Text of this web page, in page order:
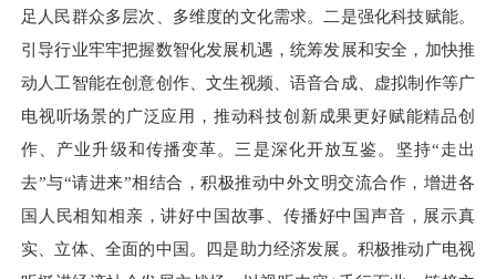
足人民群众多层次、多维度的文化需求。二是强化科技赋能。
引导行业牢牢把握数智化发展机遇，统筹发展和安全，加快推
动人工智能在创意创作、文生视频、语音合成、虚拟制作等广
电视听场景的广泛应用，推动科技创新成果更好赋能精品创
作、产业升级和传播变革。三是深化开放互鉴。坚持“走出
去”与“请进来”相结合，积极推动中外文明交流合作，增进各
国人民相知相亲，讲好中国故事、传播好中国声音，展示真
实、立体、全面的中国。四是助力经济发展。积极推动广电视